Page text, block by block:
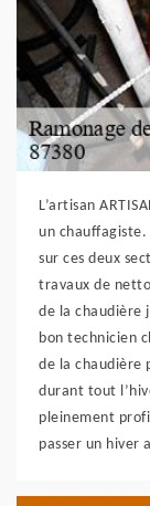
L’artisan
un
sur ces deux
travaux de
de la chaudière
bon technicien
de la chaudière
durant tout
pleinement
passer un hiver